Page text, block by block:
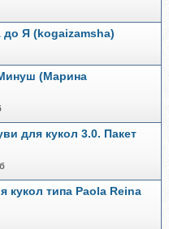
до Я (kogaizamsha)
(Марина
для кукол 3.0. Пакет
кукол типа Paola Reina